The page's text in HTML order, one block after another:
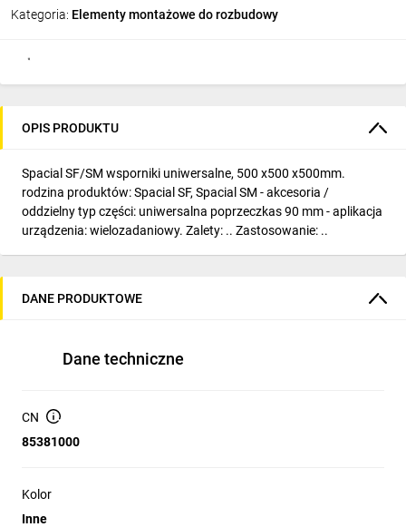
Kategoria: Elementy montażowe do rozbudowy
OPIS PRODUKTU
Spacial SF/SM wsporniki uniwersalne, 500 x500 x500mm.
rodzina produktów: Spacial SF, Spacial SM - akcesoria /
oddzielny typ części: uniwersalna poprzeczkas 90 mm - aplikacja
urządzenia: wielozadaniowy. Zalety: .. Zastosowanie: ..
DANE PRODUKTOWE
Dane techniczne
CN
85381000
Kolor
Inne